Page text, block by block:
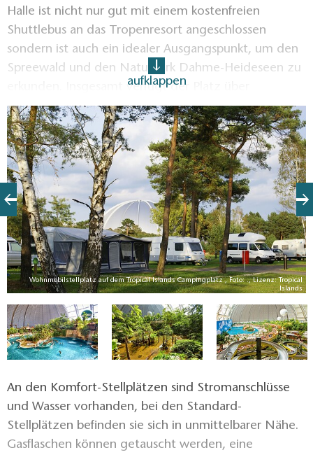
Halle ist nicht nur gut mit einem kostenfreien
Shuttlebus an das Tropenresort angeschlossen
sondern ist auch ein idealer Ausgangspunkt, um den
Spreewald und den Naturpark Dahme-Heideseen zu
erkunden. Insgesamt verfügt der Platz über
parzellierte Stellplätze für 92 Caravans, Wohnmobile
und Zelte auf Rasengittersteinen und Schotter. Ein
lichter Waldbestand macht den Charme des Platzes
aus und bietet je nach Wunsch sowohl schattige als
auch sonnige Plätze.
aufklappen
Wohnmobilstellplatz auf dem Tropical Islands Campingplatz , Foto: ., Lizenz: Tropical
Islands
An den Komfort-Stellplätzen sind Stromanschlüsse
und Wasser vorhanden, bei den Standard-
Stellplätzen befinden sie sich in unmittelbarer Nähe.
Gasflaschen können getauscht werden, eine